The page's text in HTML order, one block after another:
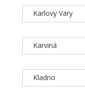
Karlovy Vary
Karviná
Kladno